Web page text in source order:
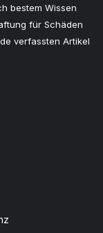
bestem Wissen
für Schäden
verfassten Artikel